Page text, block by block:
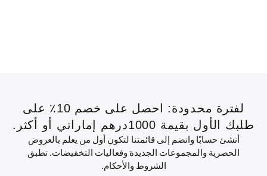
لفترة محدودة: احصل على خصم 10٪ على
طلبك الأول بقيمة 1000درهم إماراتي أو أكثر.
أنشئ حسابًا وانضم إلى قائمتنا لتكون أول من يعلم بالعروض
الحصرية والمجموعات الجديدة وفعاليات التخفيضات. تطبق
الشروط والأحكام.